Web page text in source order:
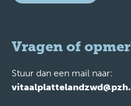
Vragen of
Stuur dan een mail naar: